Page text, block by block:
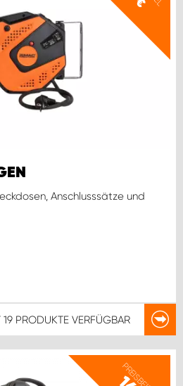
€
Anschlusssätze und
19 PRODUKTE VERFÜGBAR